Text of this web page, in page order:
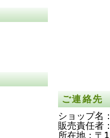
ご連絡先
ショップ
販売責任者
所在地：